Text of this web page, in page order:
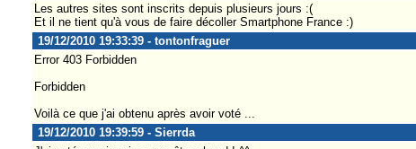
Les autres sites sont inscrits depuis plusieurs jours :(
Et il ne tient qu'à vous de faire décoller Smartphone France :)
19/12/2010 19:33:39 - tontonfraguer
Error 403 Forbidden
Forbidden
Voilà ce que j'ai obtenu après avoir voté ...
19/12/2010 19:39:59 - Sierrda